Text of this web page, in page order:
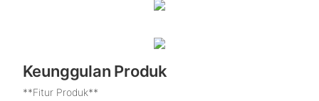
Keunggulan Produk
**Fitur Produk**